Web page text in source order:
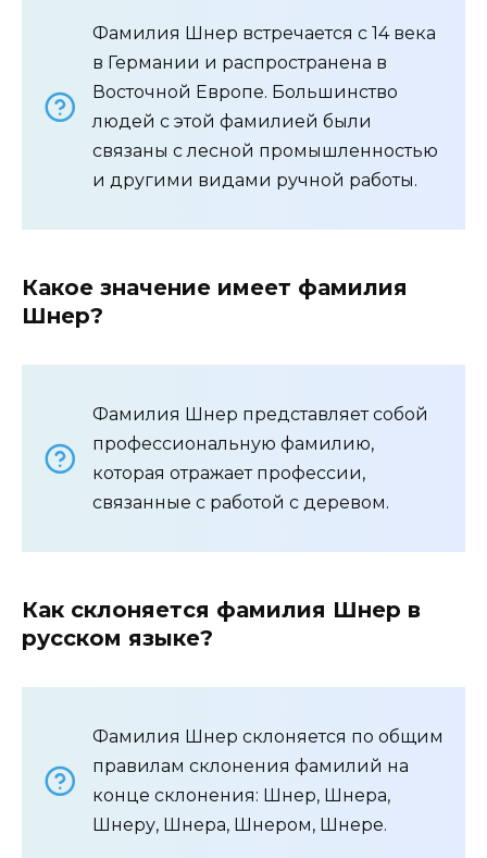
Фамилия Шнер встречается с 14 века
в Германии и распространена в
Восточной Европе. Большинство
людей с этой фамилией были
связаны с лесной промышленностью
и другими видами ручной работы.
Какое значение имеет фамилия
Шнер?
Фамилия Шнер представляет собой
профессиональную фамилию,
которая отражает профессии,
связанные с работой с деревом.
Как склоняется фамилия Шнер в
русском языке?
Фамилия Шнер склоняется по общим
правилам склонения фамилий на
конце склонения: Шнер, Шнера,
Шнеру, Шнера, Шнером, Шнере.